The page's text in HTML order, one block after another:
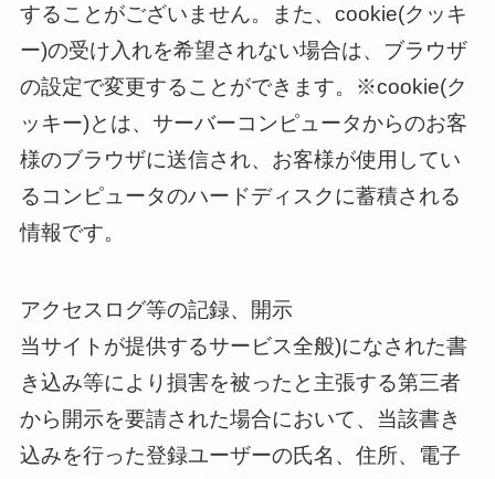
することがございません。また、cookie(クッキ
ー)の受け入れを希望されない場合は、ブラウザ
の設定で変更することができます。※cookie(ク
ッキー)とは、サーバーコンピュータからのお客
様のブラウザに送信され、お客様が使用してい
るコンピュータのハードディスクに蓄積される
情報です。
アクセスログ等の記録、開示
当サイトが提供するサービス全般)になされた書
き込み等により損害を被ったと主張する第三者
から開示を要請された場合において、当該書き
込みを行った登録ユーザーの氏名、住所、電子